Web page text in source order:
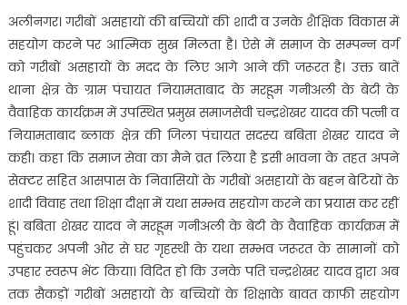
अलीनगर। गरीबों असहायों की बच्चियों की शादी व उनके शैक्षिक विकास में
सहयोग करने पर आत्मिक सुख मिलता है। ऐसे में समाज के सम्पन्न वर्ग
को गरीबों असहायों के मदद के लिए आगे आने की जरूरत है। उक्त बातें
थाना क्षेत्र के ग्राम पंचायत नियामताबाद के मरहूम गनीअली के बेटी के
वैवाहिक कार्यक्रम में उपस्थित प्रमुख समाजसेवी चन्द्रशेखर यादव की पत्नी व
नियामताबाद ब्लाक क्षेत्र की जिला पंचायत सदस्य बबिता शेखर यादव ने
कही। कहा कि समाज सेवा का मैने व्रत लिया है इसी भावना के तहत अपने
सेक्टर सहित आसपास के निवासियों के गरीबों असहायों के बहन बेटियों के
शादी विवाह तथा शिक्षा दीक्षा में यथा सम्भव सहयोग करने का प्रयास कर रहीं
हूं। बबिता शेखर यादव ने मरहूम गनीअली के बेटी के वैवाहिक कार्यक्रम में
पहुंचकर अपनी ओर से घर गृहस्थी के यथा सम्भव जरूरत के सामानों को
उपहार स्वरूप भेंट किया। विदित हो कि उनके पति चन्द्रशेखर यादव द्वारा अब
तक सैकड़ों गरीबों असहायों के बच्चियों के शिक्षाके बावत काफी सहयोग